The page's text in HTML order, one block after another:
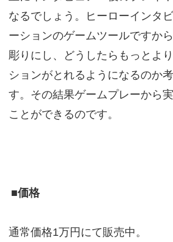
なるでしょう。ヒーローインタ
ーションのゲームツールですか
彫りにし、どうしたらもっとよ
ションがとれるようになるのか
す。その結果ゲームプレーから
ことができるのです。
■価格
通常価格1万円にて販売中。